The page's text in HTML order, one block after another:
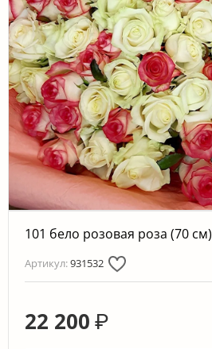
101 бело розовая роза (70 см)
Артикул:931532
22 200 ₽